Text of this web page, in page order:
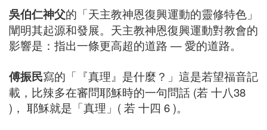
吳伯仁神父的「天主教神恩復興運動的靈修特色」
闡明其起源和發展。天主教神恩復興運動對教會的
影響是：指出一條更高超的道路 — 愛的道路。
傅振民寫的「『真理』是什麼？」這是若望福音記
載，比辣多在審問耶穌時的一句問話 (若 十八38
)， 耶穌就是「真理」( 若 十四 6 )。